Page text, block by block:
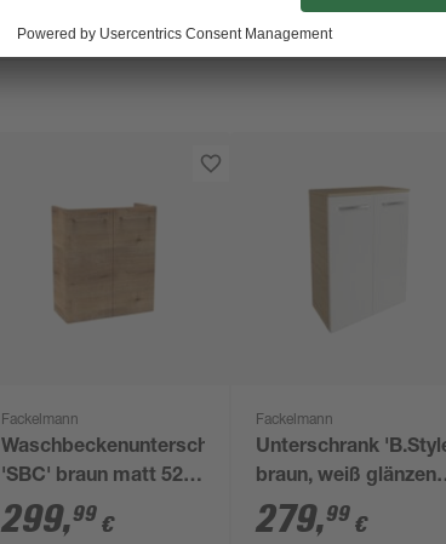
Fackelmann
Waschbeckenunterschrank
'SBC' braun matt 52 x
60 x 24,3 cm
299,99 €
Fackelmann
Unterschrank
braun, weiß glänzend
60,2 x 82,6 x 32 cm
279,99 €